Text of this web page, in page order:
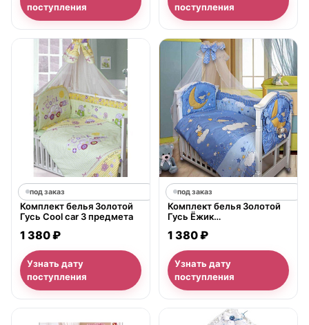
поступления
поступления
под заказ
Комплект белья Золотой
Гусь Cool car 3 предмета
1 380 ₽
Узнать дату
поступления
под заказ
Комплект белья Золотой
Гусь Ёжик
Топ&amp;quot; 3 предмета
1 380 ₽
Узнать дату
поступления